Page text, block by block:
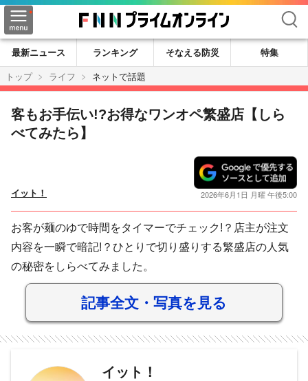
検索
最新ニュース ランキング そなえる防災
特集
トップ
ライフ ネットで話題
客もお手伝い!?お得なワンオペ繁盛店【しら
べてみたら】
イット！ 2026年6月1日 月曜 午後5:00
お客が麺のゆで時間をタイマーでチェック!？店主が注文
内容を一瞬で暗記!？ひとりで切り盛りする繁盛店の人気
の秘密をしらべてみました。
記事全文・写真を見る
イット！